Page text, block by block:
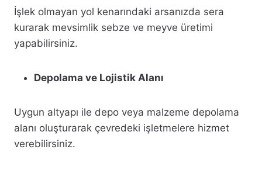
İşlek olmayan yol kenarındaki arsanızda sera
kurarak mevsimlik sebze ve meyve üretimi
yapabilirsiniz.
Depolama ve Lojistik Alanı
Uygun altyapı ile depo veya malzeme depolama
alanı oluşturarak çevredeki işletmelere hizmet
verebilirsiniz.